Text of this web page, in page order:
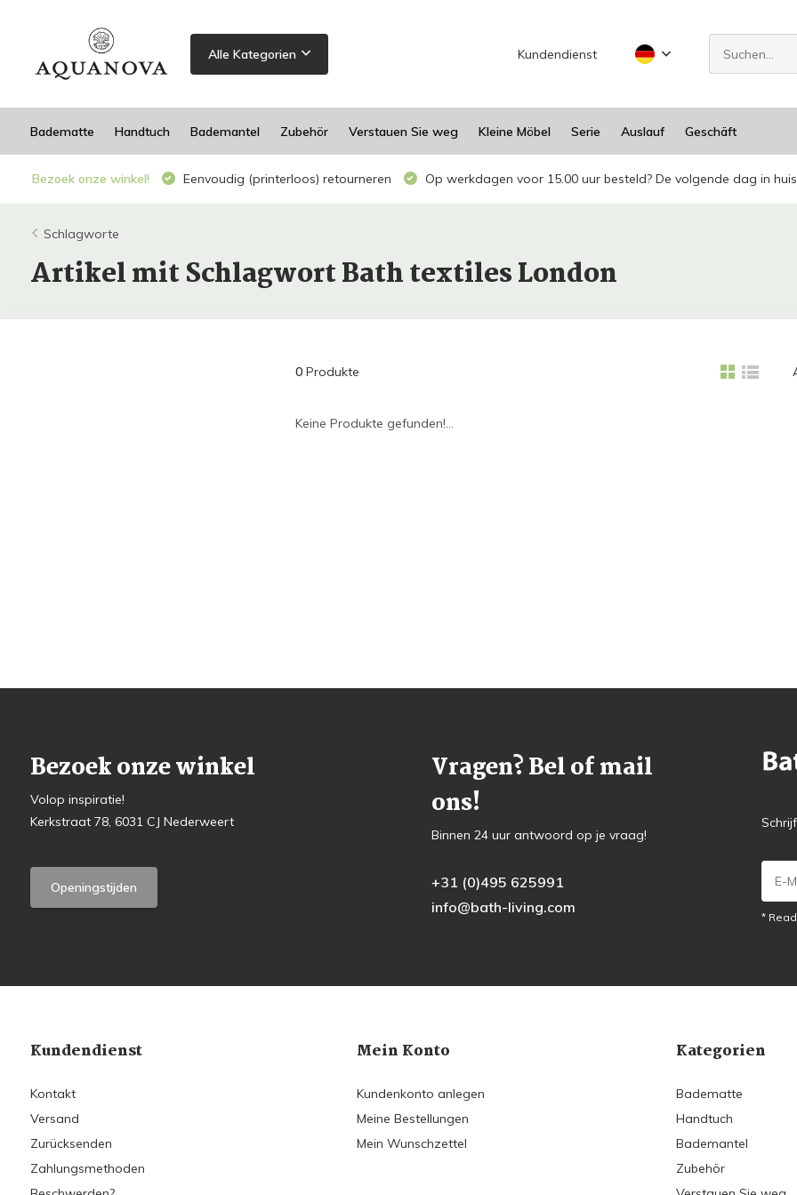
Alle Kategorien Kundendienst
Badematte Handtuch Bademantel Zubehör Verstauen Sie weg Kleine Möbel Serie Auslauf Geschäft
Bezoek onze winkel! Eenvoudig (printerloos) retourneren Op werkdagen voor 15.00 uur besteld? De volgende dag in
Schlagworte
Artikel mit Schlagwort Bath textiles London
0Produkte
Keine Produkte gefunden!...
Bezoek onze winkel
Volop inspiratie!
Kerkstraat 78, 6031 CJ Nederweert
Openingstijden
Vragen? Bel of mail
ons!
Binnen 24 uur antwoord op je vraag!
+31 (0)495 625991
info@bath-living.com
*
Kundendienst
Kontakt
Versand
Zurücksenden
Zahlungsmethoden
Mein Konto
Kundenkonto anlegen
Meine Bestellungen
Mein Wunschzettel
Kategorien
Badematte
Handtuch
Bademantel
Zubehör